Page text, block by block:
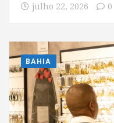
julho 22, 2026 0
BAHIA